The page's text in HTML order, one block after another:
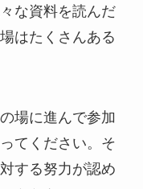
な資料を読んだ
はたくさんある
場に進んで参加
てください。そ
する努力が認め